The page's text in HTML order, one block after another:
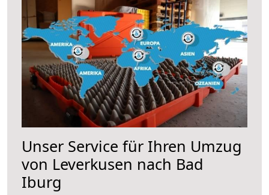
Unser Service für Ihren Umzug
von Leverkusen nach Bad
Iburg